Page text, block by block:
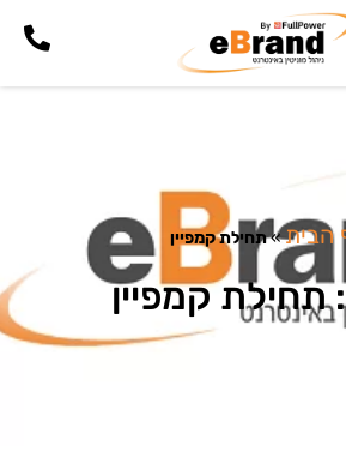
הבית»תחילת קמפיין
תחילת קמפיין